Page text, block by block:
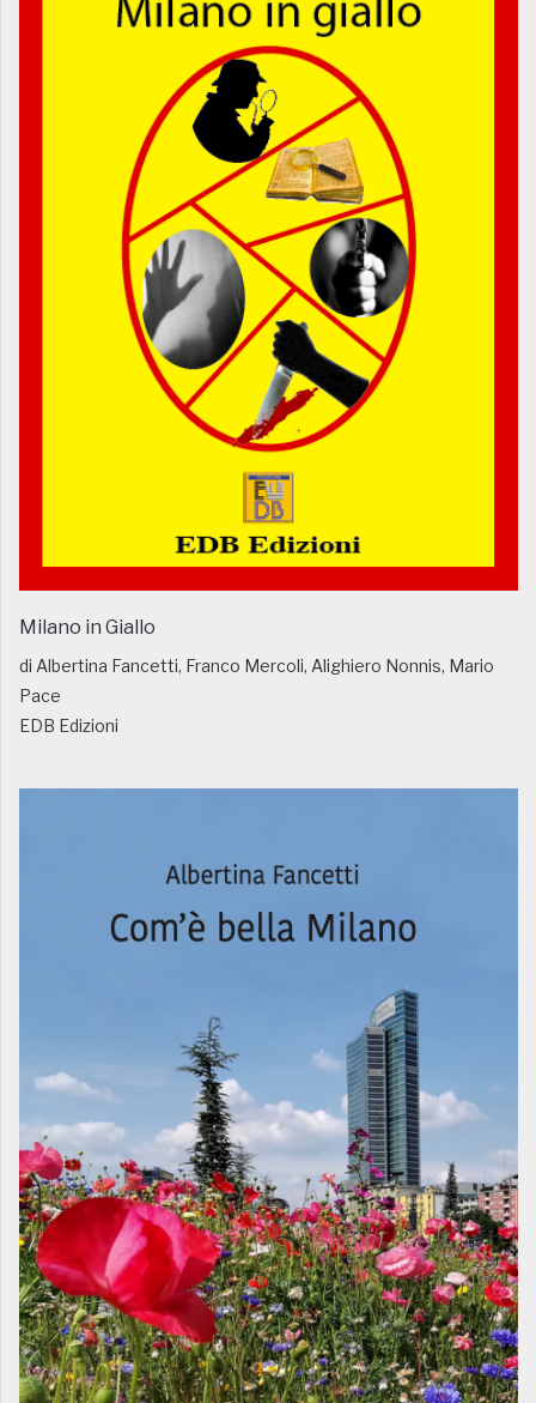
Milano in Giallo
di Albertina Fancetti, Franco Mercoli, Alighiero Nonnis, Mario
Pace
EDB Edizioni